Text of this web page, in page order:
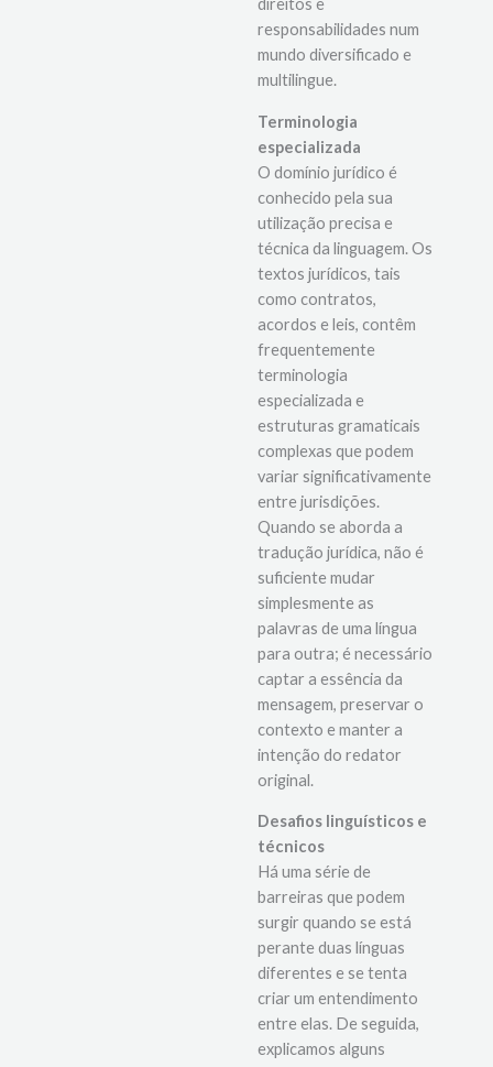
plenamente os seus
direitos e
responsabilidades num
mundo diversificado e
multilingue.
Terminologia
especializada
O domínio jurídico é
conhecido pela sua
utilização precisa e
técnica da linguagem. Os
textos jurídicos, tais
como contratos,
acordos e leis, contêm
frequentemente
terminologia
especializada e
estruturas gramaticais
complexas que podem
variar significativamente
entre jurisdições.
Quando se aborda a
tradução jurídica, não é
suficiente mudar
simplesmente as
palavras de uma língua
para outra; é necessário
captar a essência da
mensagem, preservar o
contexto e manter a
intenção do redator
original.
Desafios linguísticos e
técnicos
Há uma série de
barreiras que podem
surgir quando se está
perante duas línguas
diferentes e se tenta
criar um entendimento
entre elas. De seguida,